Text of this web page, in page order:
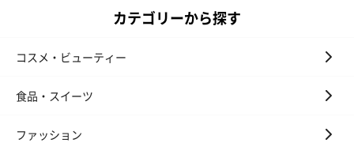
ハンドタオル・ハンカチを同梱してお届けいたします。ギフトへ
カテゴリーから探す
コスメ・ビューティー
食品・スイーツ
ファッション